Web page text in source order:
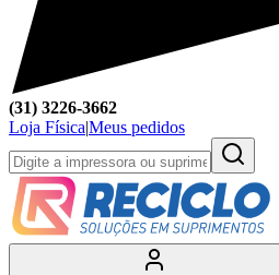
(31) 3226-3662
Loja Física|Meus pedidos